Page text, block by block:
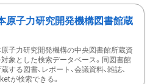
原子力研究開発機構図書館蔵
原子力研究開発機構の中央図書館所蔵資
象とした検索データベース。同図書館
する図書、レポート、会議資料、雑誌、
が検索できる。